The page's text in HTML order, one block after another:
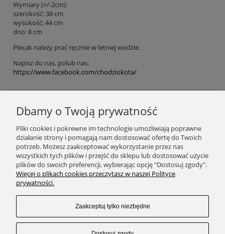
Wymiary (+/-2cm):
szerokość: 38 cm
wysokość: 44 cm
dno: 8 cm
Plecak należy prać ręcznie w letniej wodzie.
Napisz do nas, polub nas:
https://www.facebook.com/chodziokota/
Podaj swój adres e-mail, jeżeli chcesz otrzymywać
informacje o nowościach i promocjach.
Zapisz się
SKLEP
Dbamy o Twoją prywatność
Pliki cookies i pokrewne im technologie umożliwiają poprawne
działanie strony i pomagają nam dostosować ofertę do Twoich
potrzeb. Możesz zaakceptować wykorzystanie przez nas
wszystkich tych plików i przejść do sklepu lub dostosować użycie
plików do swoich preferencji, wybierając opcję "Dostosuj zgody".
Więcej o plikach cookies przeczytasz w naszej Polityce
prywatności.
Zaakceptuj tylko niezbędne